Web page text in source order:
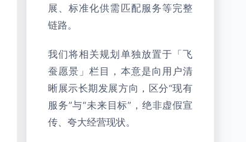
展、标准化供需匹配服务等完整
链路。
我们将相关规划单独放置于「飞
蚕愿景」栏目，本意是向用户清
晰展示长期发展方向，区分“现有
服务”与“未来目标”，绝非虚假宣
传、夸大经营现状。